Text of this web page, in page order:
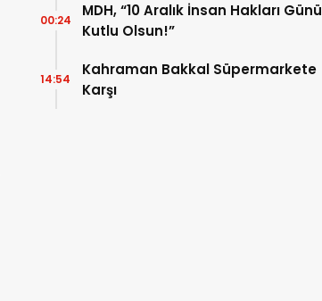
MDH, “10 Aralık İnsan Hakları Günü
Kutlu Olsun!”
00:24
Kahraman Bakkal Süpermarkete
Karşı
14:54